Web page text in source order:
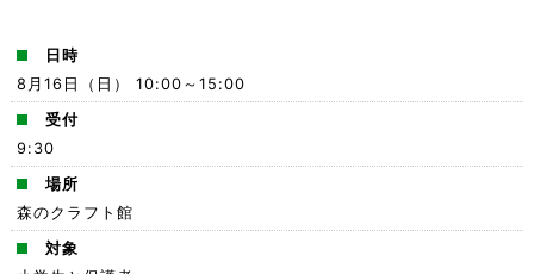
日時
8月16日（日） 10:00～15:00
受付
9:30
場所
森のクラフト館
対象